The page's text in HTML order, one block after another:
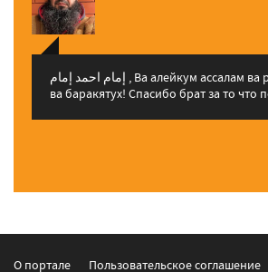
إمام احمد إمام , Ва алейкум ассалам ва рахматуЛлахи
ва баракятух! Спасибо брат за то что
О портале Пользовательское соглашение